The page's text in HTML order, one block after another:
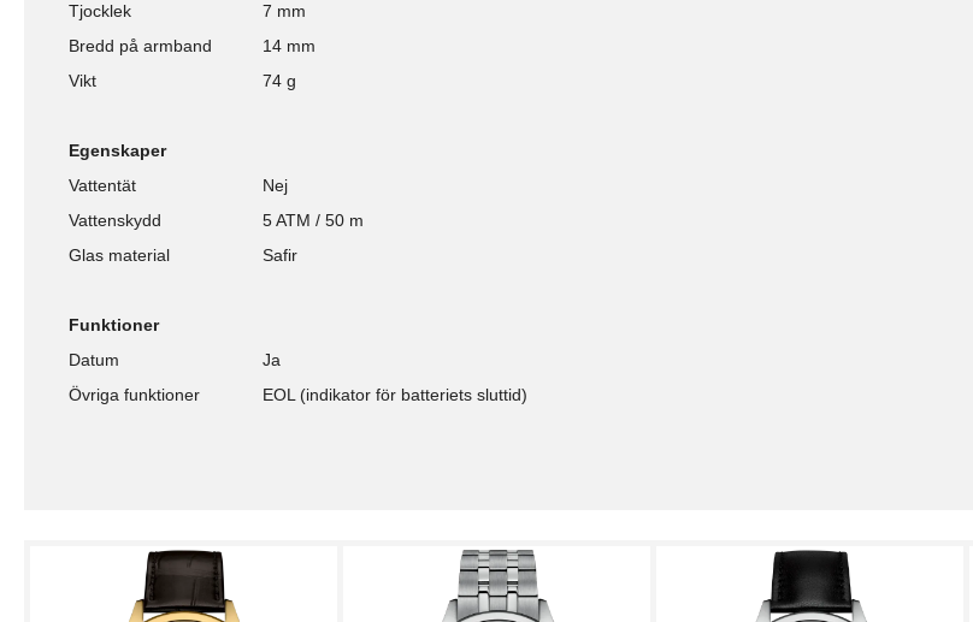
Tjocklek
7 mm
Bredd på armband
14 mm
Vikt
74 g
Egenskaper
Vattentät
Nej
Vattenskydd
5 ATM / 50 m
Glas material
Safir
Funktioner
Datum
Ja
Övriga funktioner
EOL (indikator för batteriets sluttid)